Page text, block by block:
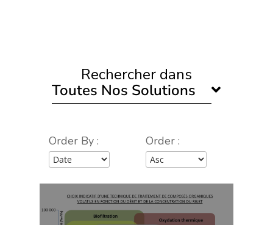
Rechercher dans
Toutes Nos Solutions
Order By : Order :